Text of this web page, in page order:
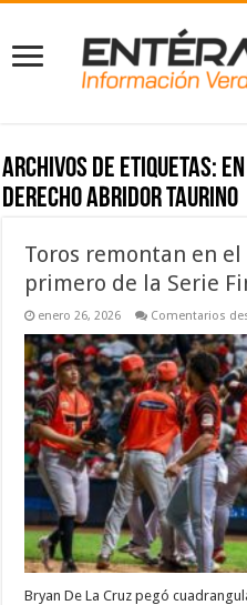
Archivos de etiquetas:
derecho abridor taurino
Toros remontan en
primero de la Serie
enero 26, 2026 Comentarios
Bryan De La Cruz pegó